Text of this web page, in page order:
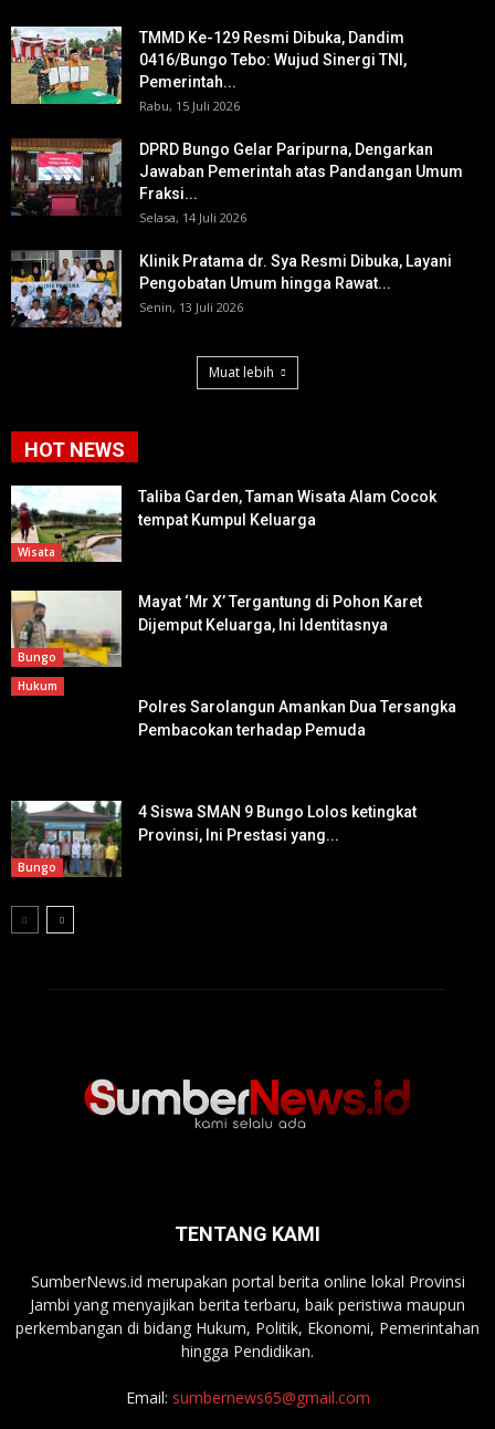
TMMD Ke-129 Resmi Dibuka, Dandim
0416/Bungo Tebo: Wujud Sinergi TNI,
Pemerintah...
Rabu, 15 Juli 2026
DPRD Bungo Gelar Paripurna, Dengarkan
Jawaban Pemerintah atas Pandangan Umum
Fraksi...
Selasa, 14 Juli 2026
Klinik Pratama dr. Sya Resmi Dibuka, Layani
Pengobatan Umum hingga Rawat...
Senin, 13 Juli 2026
Muat lebih
HOT NEWS
Wisata
Taliba Garden, Taman Wisata Alam Cocok
tempat Kumpul Keluarga
Bungo
Mayat ‘Mr X’ Tergantung di Pohon Karet
Dijemput Keluarga, Ini Identitasnya
Hukum
Polres Sarolangun Amankan Dua Tersangka
Pembacokan terhadap Pemuda
Bungo
4 Siswa SMAN 9 Bungo Lolos ketingkat
Provinsi, Ini Prestasi yang...
TENTANG KAMI
SumberNews.id merupakan portal berita online lokal Provinsi
Jambi yang menyajikan berita terbaru, baik peristiwa maupun
perkembangan di bidang Hukum, Politik, Ekonomi, Pemerintahan
hingga Pendidikan.
Email: sumbernews65@gmail.com